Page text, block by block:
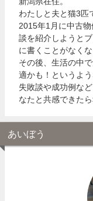
わたしと夫と猫3匹
2015年1月に中古
談を紹介しようと
に書くことがなく
その後、生活の中
適かも！というよ
失敗談や成功例な
なたと共感できたら
あいぼう